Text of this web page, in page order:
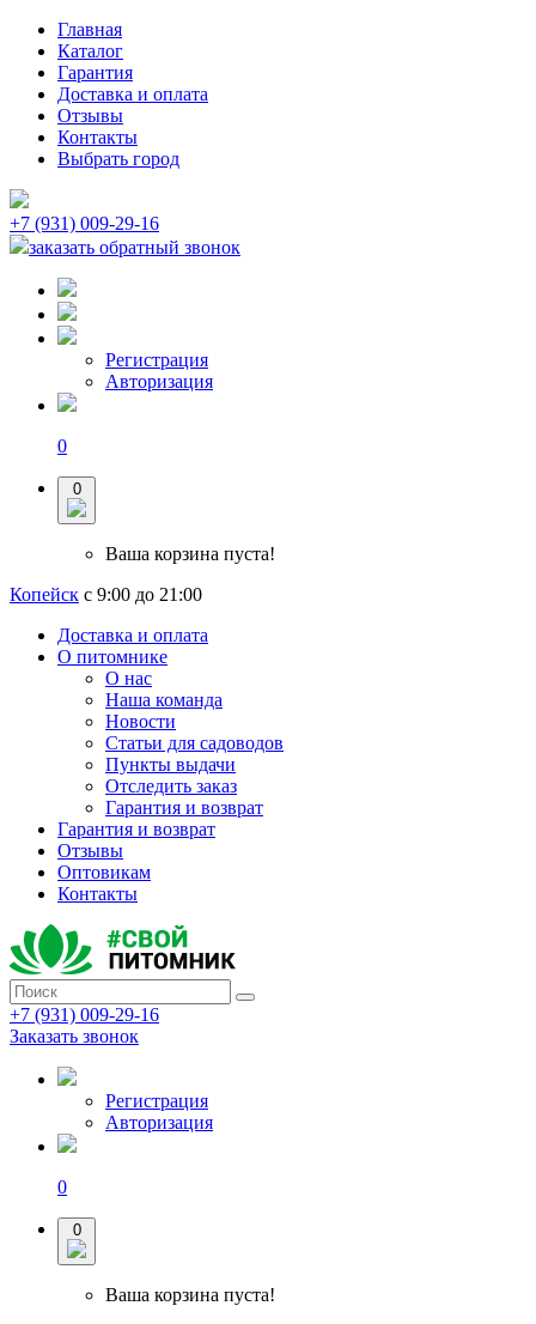
Главная
Каталог
Гарантия
Доставка и оплата
Отзывы
Контакты
Выбрать город
+7 (931) 009-29-16
заказать обратный звонок
Регистрация
Авторизация
0
0
Ваша корзина пуста!
Копейск с 9:00 до 21:00
Доставка и оплата
О питомнике
О нас
Наша команда
Новости
Статьи для садоводов
Пункты выдачи
Отследить заказ
Гарантия и возврат
Гарантия и возврат
Отзывы
Оптовикам
Контакты
+7 (931) 009-29-16
Заказать звонок
Регистрация
Авторизация
0
0
Ваша корзина пуста!